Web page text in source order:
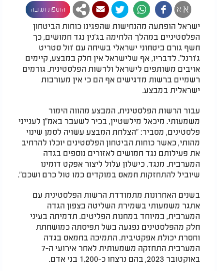
א א הוספת תגובה
ישראל הופתעה מהנחישות שהפגינו כוחות הביטחון
הפלסטיניים במהלך הלחימה בג'נין נגד חמושים, כך
חשף גורם ביטחוני ישראלי בשיחה עם 'וול סטריט
ג'ורנל'. לדבריו, אף שלישראל אין חלק במבצע, קיימים
אויבים משותפים לישראל ולרשות הפלסטינית. גורמים
רשמיים ברשות מדגישים אף הם כי אין מעורבות
ישראלית במבצע.
עבור הרשות הפלסטינית, המבצע מהווה הימור
משמעותי. מיכאל מילשטיין, בכיר לשעבר באמ"ן לענייני
פלסטינים, מסביר: "הצלחת המבצע עשויה לסמן שינוי
מהותי, כאשר כוחות הביטחון הפלסטינים יוכלו להרחיב
את פעילותם נגד חמושים לאזורים נוספים בגדה
המערבית. מנגד, כישלון עלול ליצור אפקט דומינו
שיוביל להתחזקות חמאס במוקדים כמו טול כרם ושכם".
בשנים האחרונות מתמודדת הרשות הפלסטינית עם
אתגר משמעותי בשמירת השליטה בצפון הגדה
המערבית, במיוחד במחנות הפליטים. תדמיתה בעיני
חלק מהפלסטינים נפגעה בשל תפיסתה כמושחתת
וחסרת יכולת אפקטיבית. התמיכה בחמאס בגדה
המערבית התחזקה משמעותית לאחר אירועי ה-7
באוקטובר 2023, בהם נרצחו כ-1,200 בני אדם.